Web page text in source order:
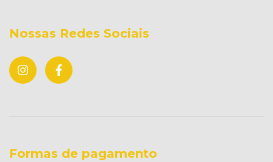
Nossas Redes Sociais
Formas de pagamento